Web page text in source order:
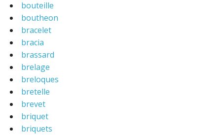
bouteille
boutheon
bracelet
bracia
brassard
brelage
breloques
bretelle
brevet
briquet
briquets